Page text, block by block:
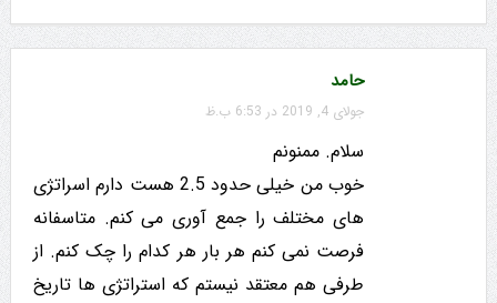
حامد
جولای 4, 2019 در 6:53 ب.ظ
سلام. ممنونم
خوب من خیلی حدود 2.5 هست دارم اسراتژی
های مختلف را جمع آوری می کنم. متاسفانه
فرصت نمی کنم هر بار هر کدام را چک کنم. از
طرفی هم معتقد نیستم که استراتژی ها تاریخ